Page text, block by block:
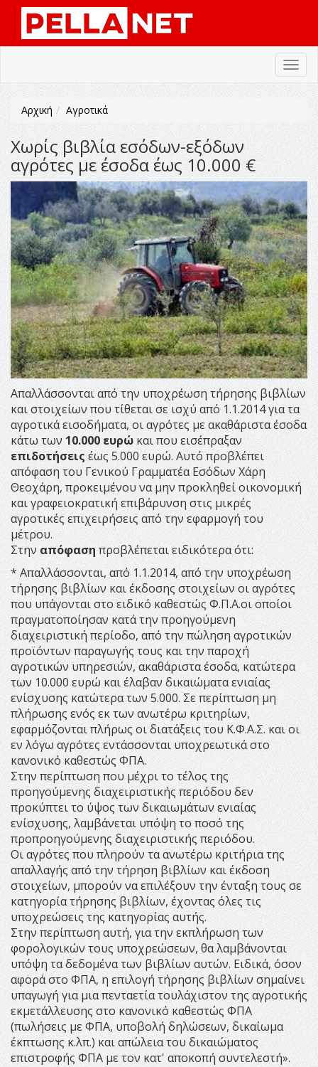
Αρχική Αγροτικά
Χωρίς βιβλία εσόδων-εξόδων
αγρότες με έσοδα έως 10.000 €
Απαλλάσσονται από την υποχρέωση τήρησης βιβλίων
και στοιχείων που τίθεται σε ισχύ από 1.1.2014 για τα
αγροτικά εισοδήματα, οι αγρότες με ακαθάριστα έσοδα
κάτω των 10.000 ευρώ και που εισέπραξαν
επιδοτήσειςέως 5.000 ευρώ. Αυτό προβλέπει
απόφαση του Γενικού Γραμματέα Εσόδων Χάρη
Θεοχάρη, προκειμένου να μην προκληθεί οικονομική
και γραφειοκρατική επιβάρυνση στις μικρές
αγροτικές επιχειρήσεις από την εφαρμογή του
μέτρου.
Στηναπόφαση προβλέπεται ειδικότερα ότι:
* Απαλλάσσονται, από 1.1.2014, από την υποχρέωση
τήρησης βιβλίων και έκδοσης στοιχείων οι αγρότες
που υπάγονται στο ειδικό καθεστώς Φ.Π.Α.οι οποίοι
πραγματοποίησαν κατά την προηγούμενη
διαχειριστική περίοδο, από την πώληση αγροτικών
προϊόντων παραγωγής τους και την παροχή
αγροτικών υπηρεσιών, ακαθάριστα έσοδα, κατώτερα
των 10.000 ευρώ και έλαβαν δικαιώματα ενιαίας
ενίσχυσης κατώτερα των 5.000. Σε περίπτωση μη
πλήρωσης ενός εκ των ανωτέρω κριτηρίων,
εφαρμόζονται πλήρως οι διατάξεις του Κ.Φ.Α.Σ. και οι
εν λόγω αγρότες εντάσσονται υποχρεωτικά στο
κανονικό καθεστώς ΦΠΑ.
Στην περίπτωση που μέχρι το τέλος της
προηγούμενης διαχειριστικής περιόδου δεν
προκύπτει το ύψος των δικαιωμάτων ενιαίας
ενίσχυσης, λαμβάνεται υπόψη το ποσό της
προπροηγούμενης διαχειριστικής περιόδου.
Οι αγρότες που πληρούν τα ανωτέρω κριτήρια της
απαλλαγής από την τήρηση βιβλίων και έκδοση
στοιχείων, μπορούν να επιλέξουν την ένταξη τους σε
κατηγορία τήρησης βιβλίων, έχοντας όλες τις
υποχρεώσεις της κατηγορίας αυτής.
Στην περίπτωση αυτή, για την εκπλήρωση των
φορολογικών τους υποχρεώσεων, θα λαμβάνονται
υπόψη τα δεδομένα των βιβλίων αυτών. Ειδικά, όσον
αφορά στο ΦΠΑ, η επιλογή τήρησης βιβλίων σημαίνει
υπαγωγή για μια πενταετία τουλάχιστον της αγροτικής
εκμετάλλευσης στο κανονικό καθεστώς ΦΠΑ
(πωλήσεις με ΦΠΑ, υποβολή δηλώσεων, δικαίωμα
έκπτωσης κ.λπ.) και απώλεια του δικαιώματος
επιστροφής ΦΠΑ με τον κατ' αποκοπή συντελεστή».